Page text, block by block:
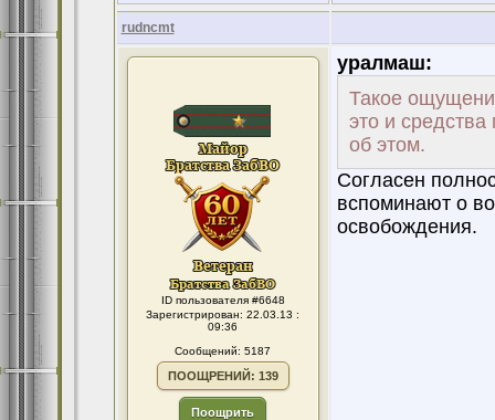
rudncmt
ID пользователя #6648
Зарегистрирован: 22.03.13 :
09:36
Сообщений: 5187
ПООЩРЕНИЙ: 139
Поощрить
уралмаш:
Такое
это и
об этом.
Согласен
вспоминают о
освобождения.